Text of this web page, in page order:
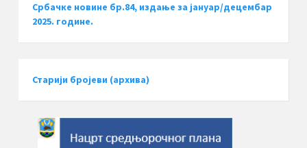
Србачке новине бр.84, издање за јануар/децембар
2025. године.
Старији бројеви (архива)